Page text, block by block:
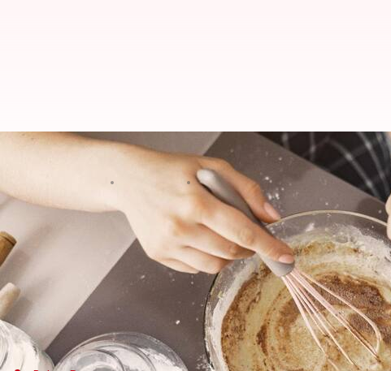
Cara Seru Membuat Adonan Kue
11:22 am
Membuat adonan kue yang bisa dimakan di rumah
Dengan bahan-bahan sederhana, Anda dapat
Adonan kue ini aman untuk dikonsumsi karena tidak